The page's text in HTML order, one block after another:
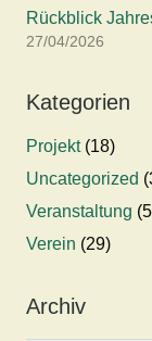
Rückblick
27/04/2026
Kategorien
Projekt(18)
Uncategorized
Veranstaltung
Verein (29)
Archiv